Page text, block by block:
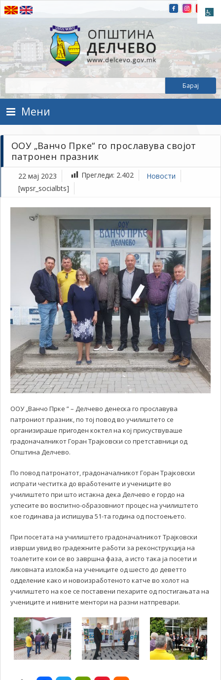
Прескокнете на содржината
Општина Делчево
Општина Делчево
Мени
ООУ „Ванчо Прке“ го прославува својот
патронен празник
22 мај 2023 Прегледи: 2.402
Новости
[wpsr_socialbts]
ООУ „Ванчо Прке ” – Делчево денеска го прославува
патрониот празник, по тој повод во училиштето се
организираше пригоден коктел на кој присуствуваше
градоначалникот Горан Трајковски со претставници од
Општина Делчево.
По повод патронатот, градоначалникот Горан Трајковски
испрати честитка до вработените и учениците во
училиштето при што истакна дека Делчево е гордо на
успесите во воспитно-образовниот процес на училиштето
кое годинава ја испишува 51-та година од постоењето.
При посетата на училиштето градоначалникот Трајковски
изврши увид во градежните работи за реконструкција на
тоалетите кои се во завршна фаза, а исто така ја посети и
ликовната изложба на учениците од шесто до деветто
одделение како и новоизработеното катче во холот на
училиштето на кое се поставени пехарите од постигањата на
учениците и нивните ментори на разни натпревари.